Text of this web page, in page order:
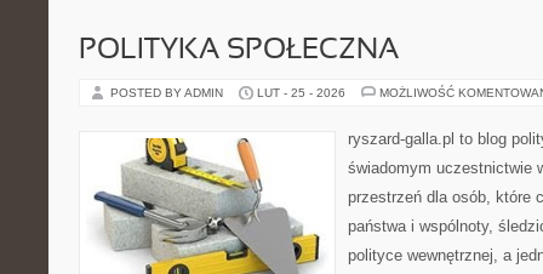
POLITYKA SPOŁECZNA
POSTED BY ADMIN LUT - 25 - 2026 MOŻLIWOŚĆ
ryszard-galla.pl to blog
świadomym uczestnictwie
przestrzeń dla osób, które
państwa i wspólnoty,
polityce wewnętrznej, a